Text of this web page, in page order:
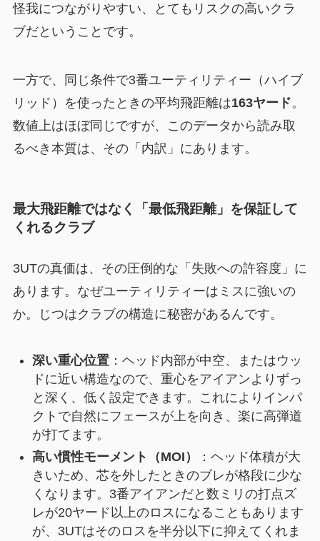
怪我につながりやすい、とてもリスクの高いクラ
ブだということです。
一方で、同じ条件で3番ユーティリティー（ハイブ
リッド）を使ったときの平均飛距離は163ヤード。
数値上はほぼ同じですが、このデータから読み取
るべき本質は、その「内訳」にあります。
最大飛距離ではなく「最低飛距離」を保証して
くれるクラブ
3UTの真価は、その圧倒的な「失敗への許容度」に
あります。なぜユーティリティーはミスに強いの
か。じつはクラブの構造に秘密があるんです。
深い重心位置：ヘッド内部が中空、またはウッ
ドに近い構造なので、重心をアイアンよりずっ
と深く、低く設定できます。これによりインパ
クトで自然にフェースが上を向き、楽に高弾道
が打てます。
高い慣性モーメント（MOI）
：ヘッド体積が大
きいため、芯を外したときのブレが格段に少な
くなります。3番アイアンだと数ミリの打点ズ
レが20ヤード以上のロスになることもあります
が、3UTはそのロスを半分以下に抑えてくれま